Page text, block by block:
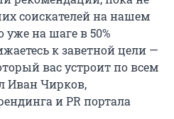
соискателей на нашем
уже на шаге в 50%
к заветной цели —
вас устроит по всем
Иван Чирков,
и PR портала